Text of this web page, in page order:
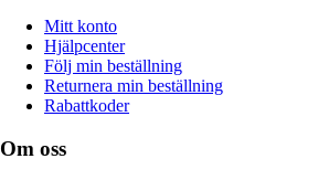
Mitt konto
Hjälpcenter
Följ min beställning
Returnera min beställning
Rabattkoder
Om oss